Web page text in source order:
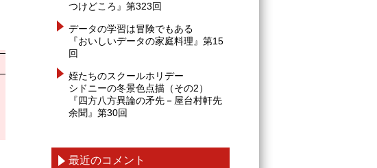
つけどころ』第323回
データの学習は冒険でもある
『おいしいデータの家庭料理』第15
回
姪たちのスクールホリデー
シドニーの冬景色点描（その2）
『四方八方異論の矛先－屋台村軒先
余聞』第30回
最近のコメント